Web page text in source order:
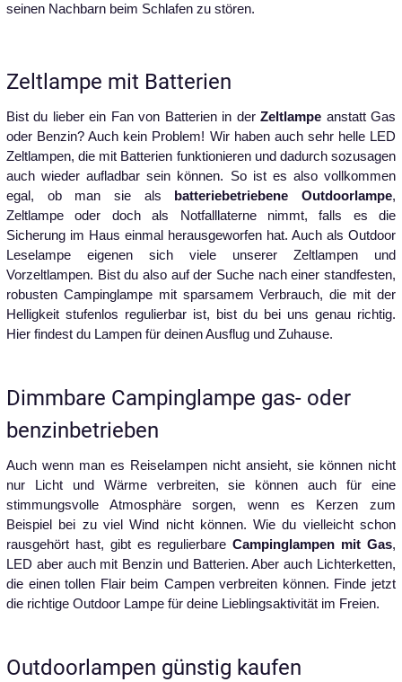
seinen Nachbarn beim Schlafen zu stören.
Zeltlampe mit Batterien
Bist du lieber ein Fan von Batterien in derZeltlampe anstatt Gas
oder Benzin? Auch kein Problem! Wir haben auch sehr helle LED
Zeltlampen, die mit Batterien funktionieren und dadurch sozusagen
auch wieder aufladbar sein können. So ist es also vollkommen
egal, ob man sie als batteriebetriebene Outdoorlampe,
Zeltlampe oder doch als Notfalllaterne nimmt, falls es die
Sicherung im Haus einmal herausgeworfen hat. Auch als Outdoor
Leselampe eigenen sich viele unserer Zeltlampen und
Vorzeltlampen. Bist du also auf der Suche nach einer standfesten,
robusten Campinglampe mit sparsamem Verbrauch, die mit der
Helligkeit stufenlos regulierbar ist, bist du bei uns genau richtig.
Hier findest du Lampen für deinen Ausflug und Zuhause.
Dimmbare Campinglampe gas- oder
benzinbetrieben
Auch wenn man es Reiselampen nicht ansieht, sie können nicht
nur Licht und Wärme verbreiten, sie können auch für eine
stimmungsvolle Atmosphäre sorgen, wenn es Kerzen zum
Beispiel bei zu viel Wind nicht können. Wie du vielleicht schon
rausgehört hast, gibt es regulierbareCampinglampen mit Gas,
LED aber auch mit Benzin und Batterien. Aber auch Lichterketten,
die einen tollen Flair beim Campen verbreiten können. Finde jetzt
die richtige Outdoor Lampe für deine Lieblingsaktivität im Freien.
Outdoorlampen günstig kaufen